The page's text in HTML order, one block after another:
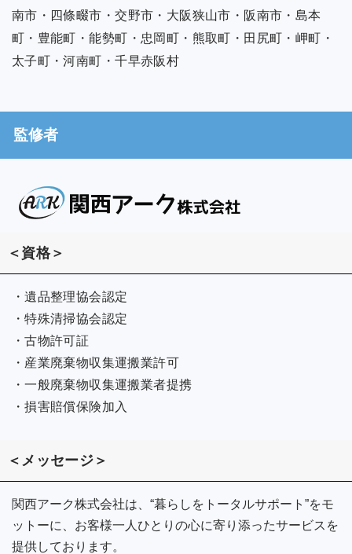
南市・四條畷市・交野市・大阪狭山市・阪南市・島本
町・豊能町・能勢町・忠岡町・熊取町・田尻町・岬町・
太子町・河南町・千早赤阪村
監修者
＜資格＞
・遺品整理協会認定
・特殊清掃協会認定
・古物許可証
・産業廃棄物収集運搬業許可
・一般廃棄物収集運搬業者提携
・損害賠償保険加入
＜メッセージ＞
関西アーク株式会社は、“暮らしをトータルサポート”をモ
ットーに、お客様一人ひとりの心に寄り添ったサービスを
提供しております。